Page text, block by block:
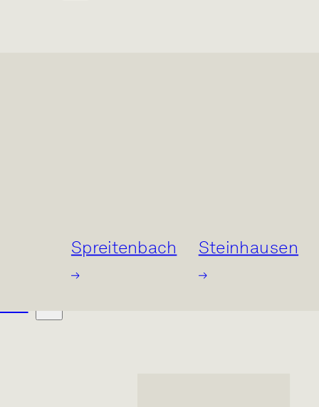
Spreitenbach Steinhausen